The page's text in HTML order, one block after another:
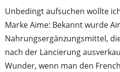
Unbedingt aufsuchen wollte
Marke Aime: Bekannt wurde
Nahrungsergänzungsmittel,
nach der Lancierung
Wunder, wenn man den